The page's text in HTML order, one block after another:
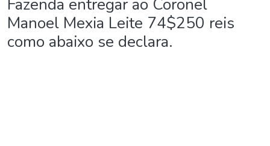
Fazenda entregar ao Coronel
Manoel Mexia Leite 74$250 reis
como abaixo se declara.